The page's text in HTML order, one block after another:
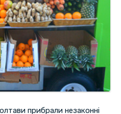
прибрали незаконні